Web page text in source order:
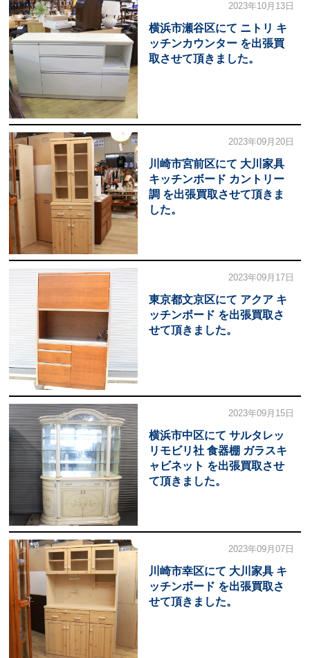
2023年10月13日
横浜市瀬谷区にて ニトリ キ
ッチンカウンター を出張買
取させて頂きました。
2023年09月20日
川崎市宮前区にて 大川家具
キッチンボード カントリー
調 を出張買取させて頂きま
した。
2023年09月17日
東京都文京区にて アクア キ
ッチンボード を出張買取さ
せて頂きました。
2023年09月15日
横浜市中区にて サルタレッ
リモビリ社 食器棚 ガラスキ
ャビネット を出張買取させ
て頂きました。
2023年09月07日
川崎市幸区にて 大川家具 キ
ッチンボード を出張買取さ
せて頂きました。